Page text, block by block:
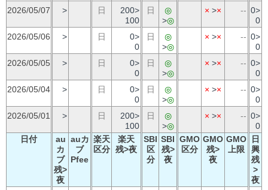
2026/05/07
> 日
200>
100
日
◎
>◎
× >× -- 0>
0
2026/05/06
> 日
0>
0
日
◎
>◎
× >× -- 0>
0
2026/05/05
> 日
0>
0
日
◎
>◎
× >× -- 0>
0
2026/05/04
> 日
0>
0
日
◎
>◎
× >× -- 0>
0
2026/05/01
> 日
200>
100
日
◎
>◎
× >× -- 0>
0
日付
au
カ
ブ
残>
夜
auカ
ブ
Pfee
楽天
区分
楽天
残>夜
SBI
区
分
SBI
残>
夜
GMO
区分
GMO
残>
夜
GMO
上限
日
興
残
>
夜